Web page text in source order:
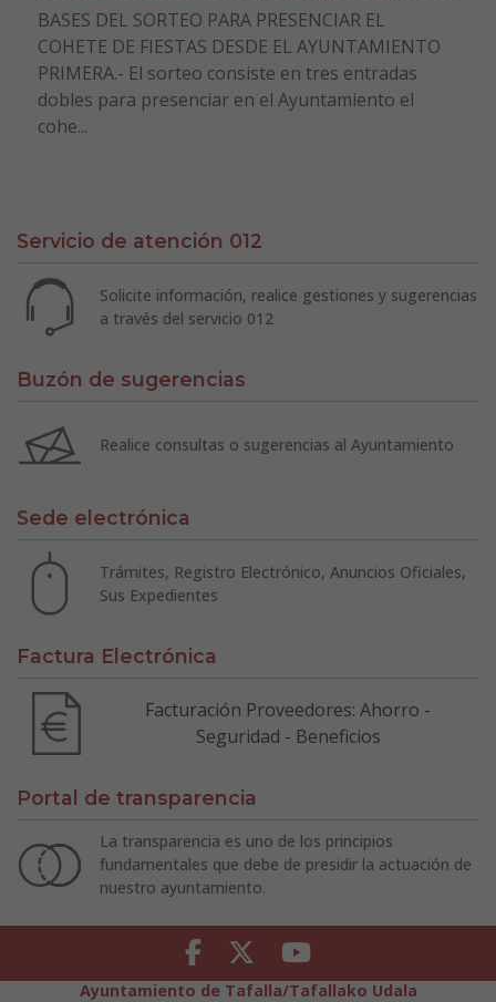
BASES DEL SORTEO PARA PRESENCIAR EL
COHETE DE FIESTAS DESDE EL AYUNTAMIENTO
PRIMERA.- El sorteo consiste en tres entradas
dobles para presenciar en el Ayuntamiento el
cohe...
Servicio de atención 012
Solicite información, realice gestiones y sugerencias
a través del servicio 012
Buzón de sugerencias
Realice consultas o sugerencias al Ayuntamiento
Sede electrónica
Trámites, Registro Electrónico, Anuncios Oficiales,
Sus Expedientes
Factura Electrónica
Facturación Proveedores: Ahorro -
Seguridad - Beneficios
Portal de transparencia
La transparencia es uno de los principios
fundamentales que debe de presidir la actuación de
nuestro ayuntamiento.
Facebook Twitter Youtube
Ayuntamiento de Tafalla/Tafallako Udala